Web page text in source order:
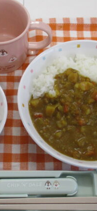
子育て支援
未就園児教室
課外授業